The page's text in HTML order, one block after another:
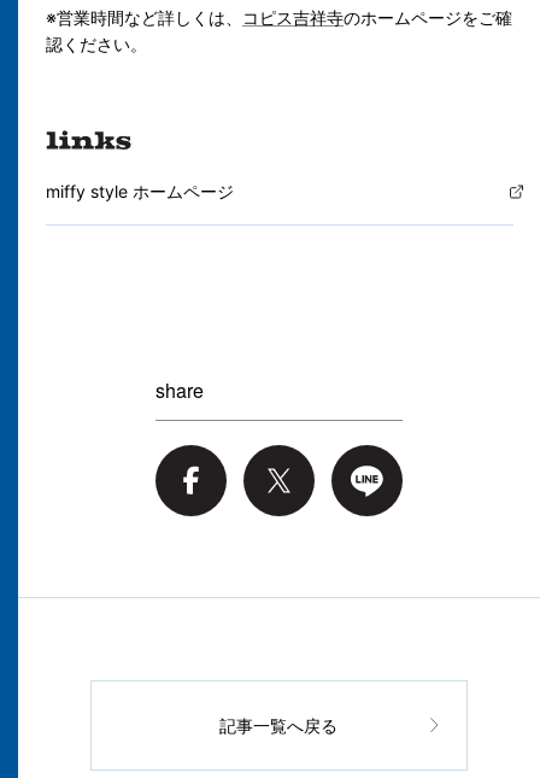
※営業時間など詳しくは、
コピス吉祥寺のホームページをご確
認ください。
miffy style ホームページ
share
記事一覧へ戻る